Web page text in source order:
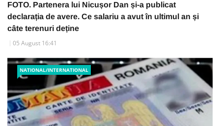
FOTO. Partenera lui Nicușor Dan și-a publicat
declarația de avere. Ce salariu a avut în ultimul an și
câte terenuri deține
05 August 16:41
NATIONAL/INTERNATIONAL